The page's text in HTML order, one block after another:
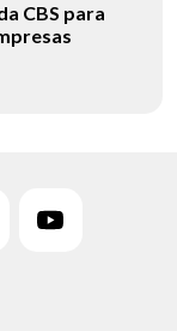
CBS para